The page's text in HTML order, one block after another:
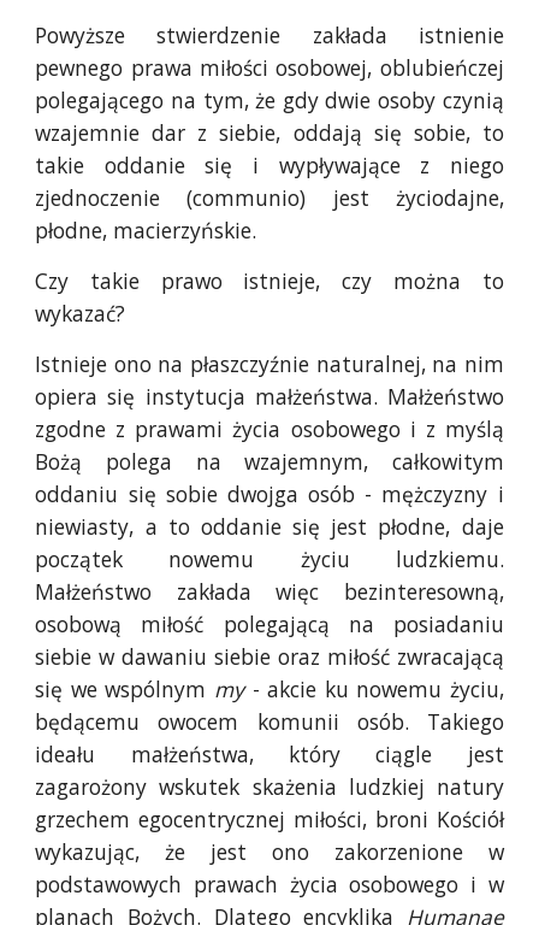
Powyższe stwierdzenie zakłada istnienie
pewnego prawa miłości osobowej, oblubieńczej
polegającego na tym, że gdy dwie osoby czynią
wzajemnie dar z siebie, oddają się sobie, to
takie oddanie się i wypływające z niego
zjednoczenie (communio) jest życiodajne,
płodne, macierzyńskie.
Czy takie prawo istnieje, czy można to
wykazać?
Istnieje ono na płaszczyźnie naturalnej, na nim
opiera się instytucja małżeństwa. Małżeństwo
zgodne z prawami życia osobowego i z myślą
Bożą polega na wzajemnym, całkowitym
oddaniu się sobie dwojga osób - mężczyzny i
niewiasty, a to oddanie się jest płodne, daje
początek nowemu życiu ludzkiemu.
Małżeństwo zakłada więc bezinteresowną,
osobową miłość polegającą na posiadaniu
siebie w dawaniu siebie oraz miłość zwracającą
się we wspólnym my- akcie ku nowemu życiu,
będącemu owocem komunii osób. Takiego
ideału małżeństwa, który ciągle jest
zagarożony wskutek skażenia ludzkiej natury
grzechem egocentrycznej miłości, broni Kościół
wykazując, że jest ono zakorzenione w
podstawowych prawach życia osobowego i w
planach Bożych. Dlatego encyklika Humanae